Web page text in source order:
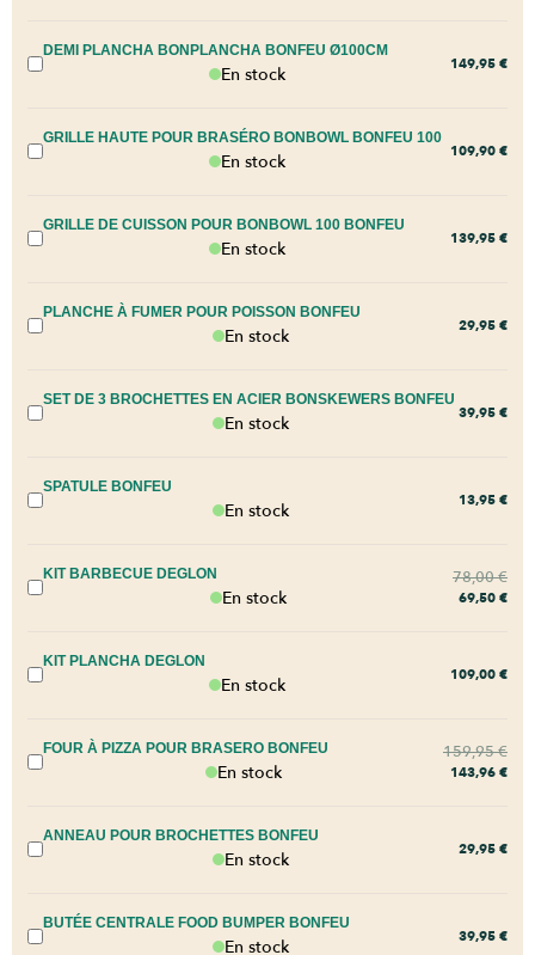
DEMI PLANCHA BONPLANCHA BONFEU Ø100CM
En stock 149,95 €
GRILLE HAUTE POUR BRASÉRO BONBOWL BONFEU 100
En stock 109,90 €
GRILLE DE CUISSON POUR BONBOWL 100 BONFEU
En stock 139,95 €
PLANCHE À FUMER POUR POISSON BONFEU
En stock 29,95 €
SET DE 3 BROCHETTES EN ACIER BONSKEWERS BONFEU
En stock 39,95 €
SPATULE BONFEU
En stock 13,95 €
KIT BARBECUE DEGLON
En stock
78,00€
69,50 €
KIT PLANCHA DEGLON
En stock 109,00 €
FOUR À PIZZA POUR BRASERO BONFEU
En stock
159,95€
143,96 €
ANNEAU POUR BROCHETTES BONFEU
En stock 29,95 €
BUTÉE CENTRALE FOOD BUMPER BONFEU
En stock 39,95 €